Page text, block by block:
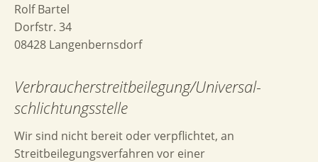
Rolf Bartel
Dorfstr. 34
08428 Langenbernsdorf
Verbraucher­streit­beilegung/Universal­
schlichtungs­stelle
Wir sind nicht bereit oder verpflichtet, an
Streitbeilegungsverfahren vor einer